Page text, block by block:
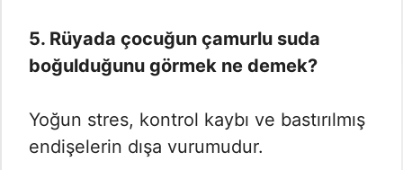
5. Rüyada çocuğun çamurlu suda
boğulduğunu görmek ne demek?
Yoğun stres, kontrol kaybı ve bastırılmış
endişelerin dışa vurumudur.